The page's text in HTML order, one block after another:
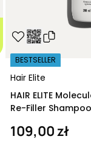
Hair Elite
BESTSELLER
HAIR ELITE
Re-Filler
109,00 zł